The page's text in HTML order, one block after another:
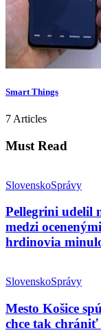
Smart Things
7 Articles
Must Read
SlovenskoSprávy
Pellegrini udelil
medzi
hrdinovia
SlovenskoSprávy
Mesto Košice
chce tak